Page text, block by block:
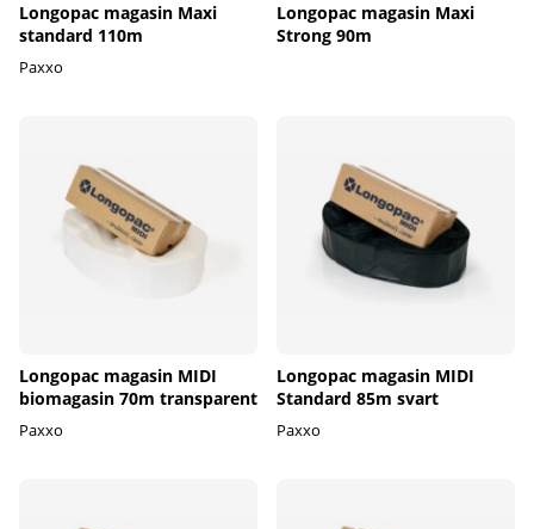
Longopac magasin Maxi
standard 110m
Paxxo
Longopac magasin Maxi
Strong 90m
Longopac magasin MIDI
biomagasin 70m transparent
Paxxo
Longopac magasin MIDI
Standard 85m svart
Paxxo